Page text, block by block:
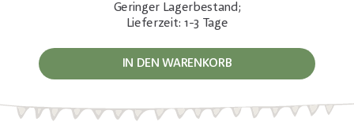
Geringer Lagerbestand;
Lieferzeit: 1-3 Tage
IN DEN WARENKORB